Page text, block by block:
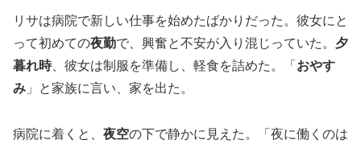
リサは病院で新しい仕事を始めたばかりだった。彼女にと
って初めての夜勤で、興奮と不安が入り混じっていた。 夕
暮れ時、彼女は制服を準備し、軽食を詰めた。「 おやす
み 」と家族に言い、家を出た。
病院に着くと、 夜空の下で静かに見えた。「夜に働くのは